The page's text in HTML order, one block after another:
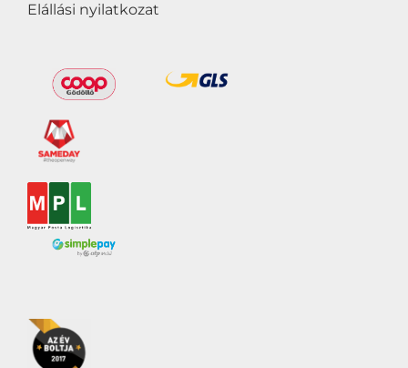
Elállási nyilatkozat